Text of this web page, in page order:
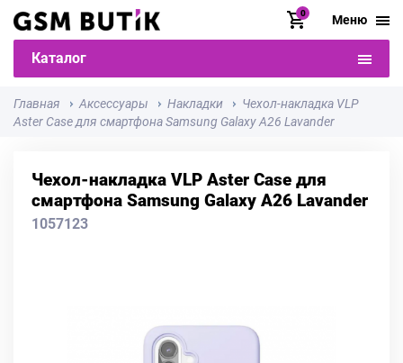
0 Меню
Каталог
Главная Аксессуары Накладки
Чехол-накладка VLP
Aster Case для смартфона Samsung Galaxy A26 Lavander
Чехол-накладка VLP Aster Case для
смартфона Samsung Galaxy A26 Lavander
1057123